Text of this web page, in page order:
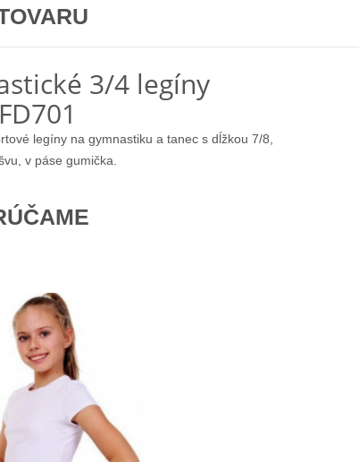
3/4 legíny
legíny na gymnastiku a tanec s dĺžkou 7/8,
v páse gumička.